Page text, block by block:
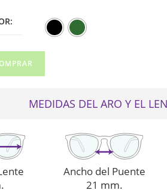
MEDIDAS DEL ARO Y EL
Ancho del Puente
21 mm.